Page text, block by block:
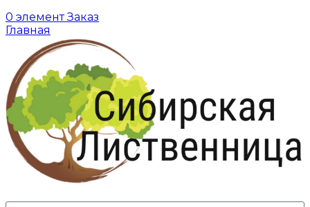
0 элемент Заказ
Главная